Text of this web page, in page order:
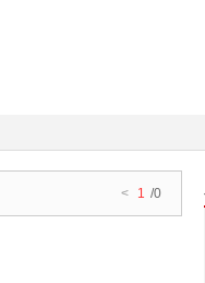
< 1 /0